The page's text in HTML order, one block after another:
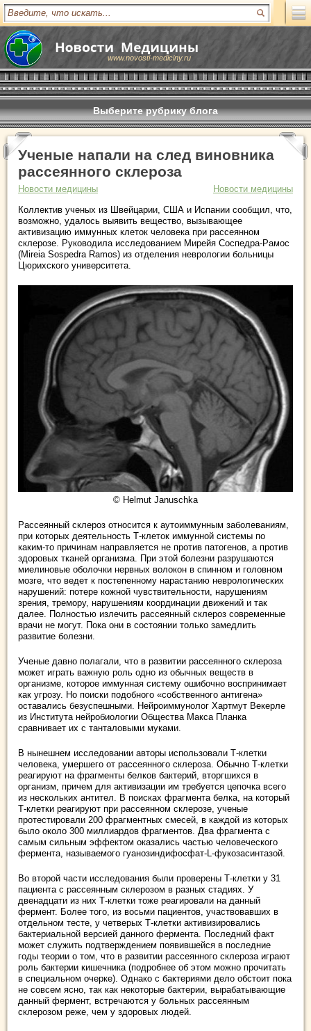
www.novosti-mediciny.ru
Выберите рубрику блога
Ученые напали на след виновника
рассеянного склероза
Новости медицины
Новости медицины
Коллектив ученых из Швейцарии, США и Испании сообщил, что,
возможно, удалось выявить вещество, вызывающее
активизацию иммунных клеток человека при рассеянном
склерозе. Руководила исследованием Мирейя Соспедра-Рамос
(Mireia Sospedra Ramos) из отделения неврологии больницы
Цюрихского университета.
© Helmut Januschka
Рассеянный склероз относится к аутоиммунным заболеваниям,
при которых деятельность Т-клеток иммунной системы по
каким-то причинам направляется не против патогенов, а против
здоровых тканей организма. При этой болезни разрушаются
миелиновые оболочки нервных волокон в спинном и головном
мозге, что ведет к постепенному нарастанию неврологических
нарушений: потере кожной чувствительности, нарушениям
зрения, тремору, нарушениям координации движений и так
далее. Полностью излечить рассеянный склероз современные
врачи не могут. Пока они в состоянии только замедлить
развитие болезни.
Ученые давно полагали, что в развитии рассеянного склероза
может играть важную роль одно из обычных веществ в
организме, которое иммунная систему ошибочно воспринимает
как угрозу. Но поиски подобного «собственного антигена»
оставались безуспешными. Нейроиммунолог Хартмут Векерле
из Института нейробиологии Общества Макса Планка
сравнивает их с танталовыми муками.
В нынешнем исследовании авторы использовали Т-клетки
человека, умершего от рассеянного склероза. Обычно Т-клетки
реагируют на фрагменты белков бактерий, вторгшихся в
организм, причем для активизации им требуется цепочка всего
из нескольких антител. В поисках фрагмента белка, на который
Т-клетки реагируют при рассеянном склерозе, ученые
протестировали 200 фрагментных смесей, в каждой из которых
было около 300 миллиардов фрагментов. Два фрагмента с
самым сильным эффектом оказались частью человеческого
фермента, называемого гуанозиндифосфат-L-фукозасинтазой.
Во второй части исследования были проверены Т-клетки у 31
пациента с рассеянным склерозом в разных стадиях. У
двенадцати из них Т-клетки тоже реагировали на данный
фермент. Более того, из восьми пациентов, участвовавших в
отдельном тесте, у четверых Т-клетки активизировались
бактериальной версией данного фермента. Последний факт
может служить подтверждением появившейся в последние
годы теории о том, что в развитии рассеянного склероза играют
роль бактерии кишечника (подробнее об этом можно прочитать
в специальном очерке). Однако с бактериями дело обстоит пока
не совсем ясно, так как некоторые бактерии, вырабатывающие
данный фермент, встречаются у больных рассеянным
склерозом реже, чем у здоровых людей.